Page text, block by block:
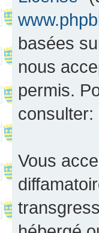
basées
nous
permis.
consulter:
Vous